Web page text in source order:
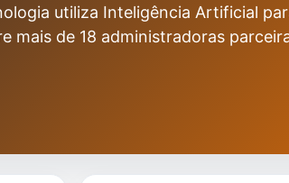
utiliza Inteligência Artificial
mais de 18 administradoras